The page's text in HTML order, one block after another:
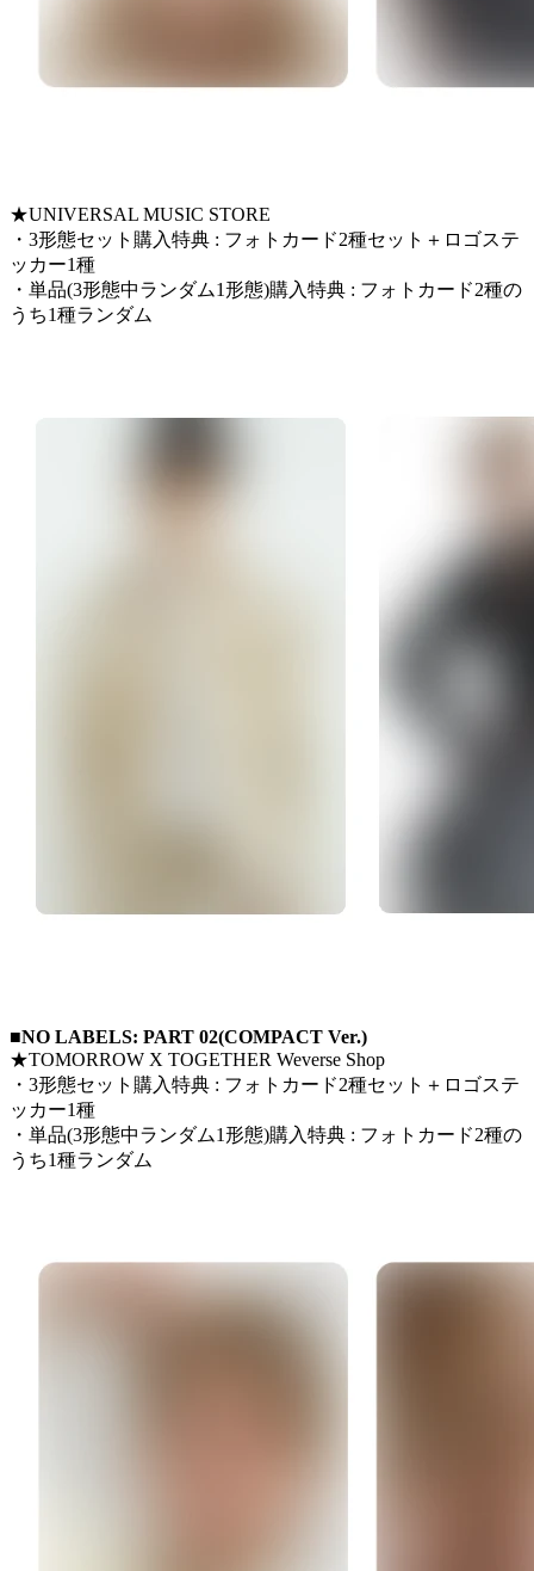
★UNIVERSAL MUSIC STORE
・3形態セット購入特典 : フォトカード2種セット＋ロゴステ
ッカー1種
・単品(3形態中ランダム1形態)購入特典 : フォトカード2種の
うち1種ランダム
■NO LABELS: PART 02(COMPACT Ver.)
★TOMORROW X TOGETHER Weverse Shop
・3形態セット購入特典 : フォトカード2種セット＋ロゴステ
ッカー1種
・単品(3形態中ランダム1形態)購入特典 : フォトカード2種の
うち1種ランダム